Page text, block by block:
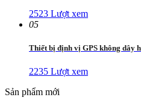
2523 Lượt xem
05
Thiết bị định vị GPS không dây
2235 Lượt xem
Sản phẩm mới